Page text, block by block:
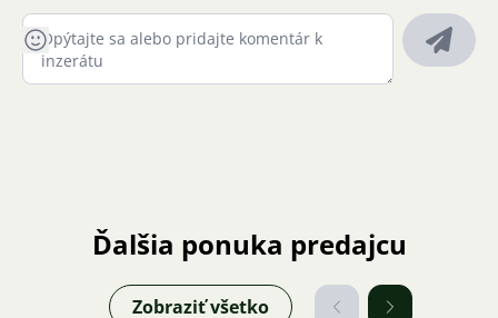
Ďalšia ponuka predajcu
Zobraziť všetko